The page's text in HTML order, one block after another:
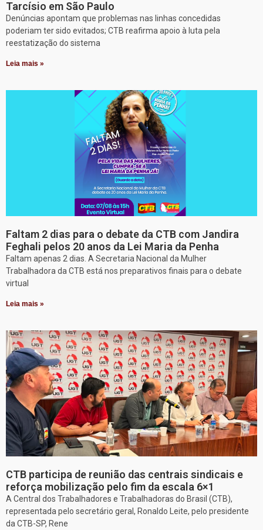
Tarcísio em São Paulo
Denúncias apontam que problemas nas linhas concedidas
poderiam ter sido evitados; CTB reafirma apoio à luta pela
reestatização do sistema
Leia mais »
Faltam 2 dias para o debate da CTB com Jandira
Feghali pelos 20 anos da Lei Maria da Penha
Faltam apenas 2 dias. A Secretaria Nacional da Mulher
Trabalhadora da CTB está nos preparativos finais para o debate
virtual
Leia mais »
CTB participa de reunião das centrais sindicais e
reforça mobilização pelo fim da escala 6×1
A Central dos Trabalhadores e Trabalhadoras do Brasil (CTB),
representada pelo secretário geral, Ronaldo Leite, pelo presidente
da CTB-SP, Rene